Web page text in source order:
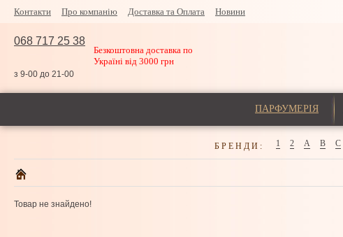
Контакти Про компанію Доставка та Оплата Новини
068 717 25 38
Безкоштовна доставка по
Україні від 3000 грн
з 9-00 до 21-00
ПАРФУМЕРІЯ
БРЕНДИ: 1 2 A B C
Товар не знайдено!